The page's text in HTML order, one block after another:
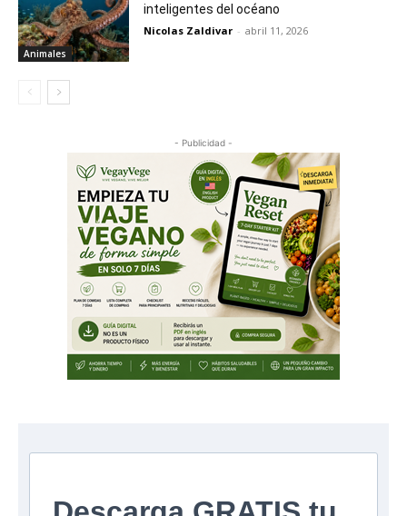
Animales
inteligentes del océano
Nicolas Zaldivar - abril 11, 2026
- Publicidad -